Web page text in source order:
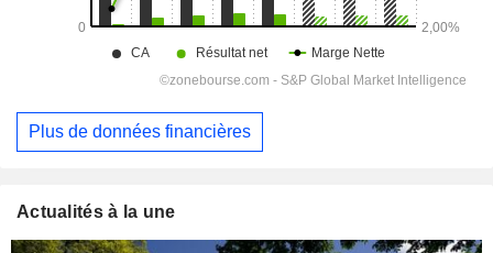
Plus de données financières
Actualités à la une